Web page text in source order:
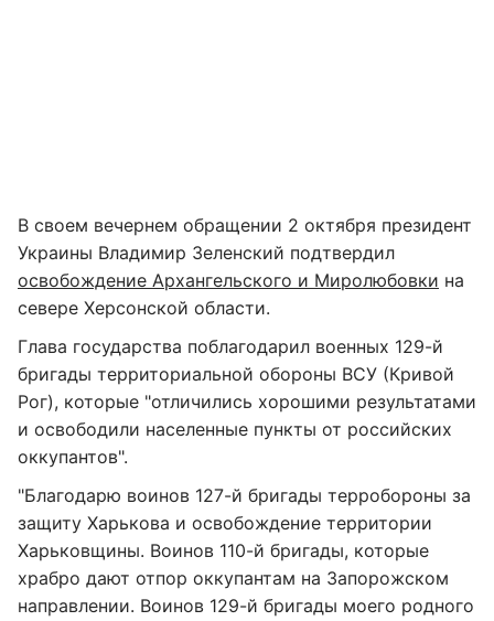
В своем вечернем обращении 2 октября президент
Украины Владимир Зеленский подтвердил
освобождение Архангельского и Миролюбовки на
севере Херсонской области.
Глава государства поблагодарил военных 129-й
бригады территориальной обороны ВСУ (Кривой
Рог), которые "отличились хорошими результатами
и освободили населенные пункты от российских
оккупантов".
"Благодарю воинов 127-й бригады терробороны за
защиту Харькова и освобождение территории
Харьковщины. Воинов 110-й бригады, которые
храбро дают отпор оккупантам на Запорожском
направлении. Воинов 129-й бригады моего родного